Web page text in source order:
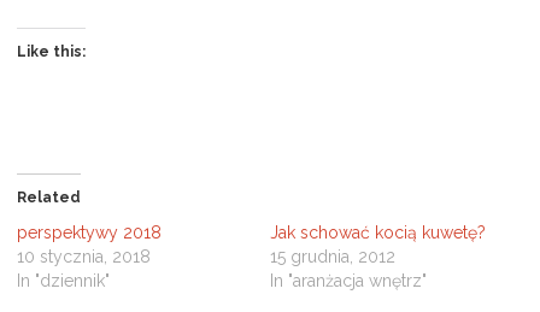
k
t
n
L
i
k
e
d
I
Like this:
Related
perspektywy 2018
10 stycznia, 2018
In "dziennik"
Jak schować kocią kuwetę?
15 grudnia, 2012
In "aranżacja wnętrz"